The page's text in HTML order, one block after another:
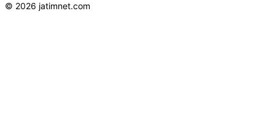
© 2026 jatimnet.com